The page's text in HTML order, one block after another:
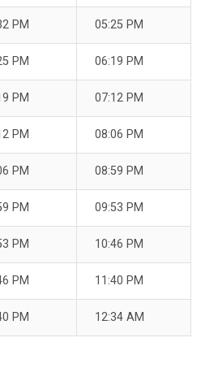
PM 05:25 PM
PM 06:19 PM
PM 07:12 PM
PM 08:06 PM
PM 08:59 PM
PM 09:53 PM
PM 10:46 PM
PM 11:40 PM
PM 12:34 AM